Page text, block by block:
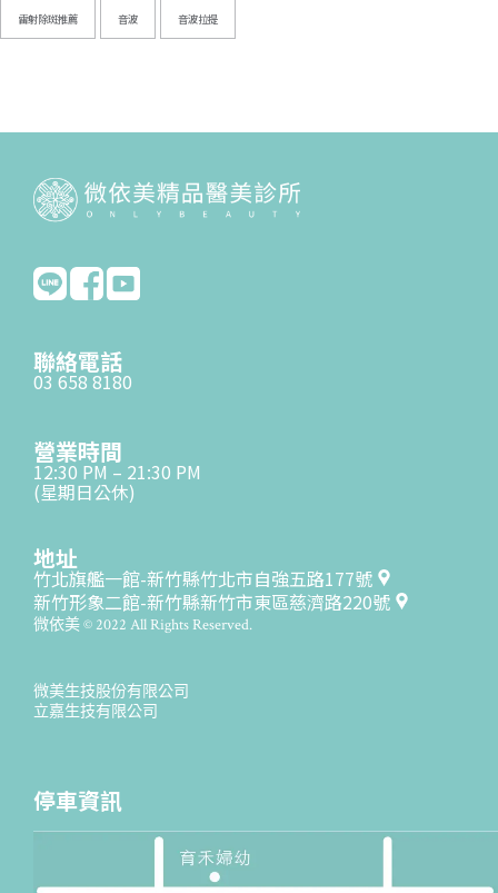
雷射除斑推薦 音波 音波拉提
聯絡電話
03 658 8180
營業時間
12:30 PM – 21:30 PM
(星期日公休)
地址
竹北旗艦一館-新竹縣竹北市自強五路177號
新竹形象二館-新竹縣新竹市東區慈濟路220號
微依美 © 2022 All Rights Reserved.
微美生技股份有限公司
立嘉生技有限公司
停車資訊